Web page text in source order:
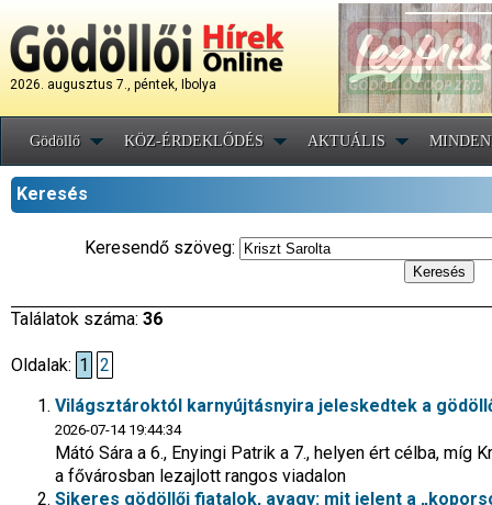
2026. augusztus 7., péntek, Ibolya
Gödöllő KÖZ-ÉRDEKLŐDÉS AKTUÁLIS
Keresés
Keresendő szöveg:
Találatok száma: 36
Oldalak: 1
2
Világsztároktól karnyújtásnyira jeleskedtek a
2026-07-14 19:44:34
Mátó Sára a 6., Enyingi Patrik a 7., helyen ért célba,
a fővárosban lezajlott rangos viadalon
Sikeres gödöllői fiatalok, avagy: mit jelent a